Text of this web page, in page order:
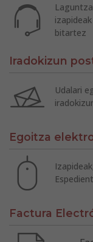
bitartez
Iradokizun
Udalari
Egoitza
Factura